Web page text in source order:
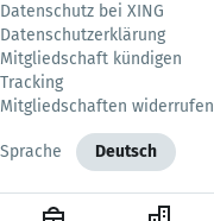
Datenschutz bei XING
Datenschutzerklärung
Mitgliedschaft kündigen
Tracking
Mitgliedschaften widerrufen
Sprache Deutsch